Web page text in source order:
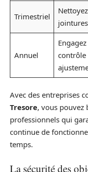
Trimestriel
Annuel
contrôle
Avec des entreprises
Tresore, vous pouvez
professionnels qui
continue de
temps.
La sécurité des